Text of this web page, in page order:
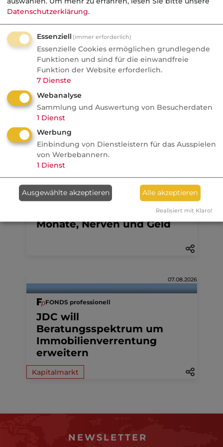
Aktuelle Nachrichten
07.08.2026
Studie: Ungleiche
Besteuerung begünstigte
Politik
dvb
Ein MVP-Wechsel kostet
Monate, Nerven und Geld
07.08.2026
FONDS professionell
JDC will
Beratungsspektrum um
Immobilienverrentung
erweitern
Kapitalmarkt
NEWSLETTER
Datenschutzerklärung.
Essenziell (immer erforderlich)
Essenzielle Cookies ermöglichen grundlegende
Funktionen und sind für die einwandfreie
Funktion der Website erforderlich.
7 Dienste
Webanalyse
Sammlung und Auswertung von Besucherdaten
1 Dienst
Werbung
Einbindung von Dienstleistern für das Ausspielen
von Werbebannern.
1 Dienst
Ausgewählte akzeptieren Alle akzeptieren
Realisiert mit Klaro!